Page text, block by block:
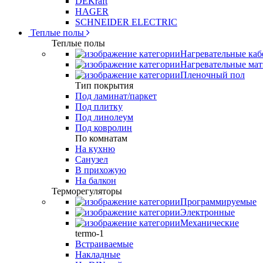
HAGER
SCHNEIDER ELECTRIC
Теплые полы
Теплые полы
Нагревательные
Нагревательные
Пленочный пол
Тип покрытия
Под ламинат/паркет
Под плитку
Под линолеум
Под ковролин
По комнатам
На кухню
Санузел
В прихожую
На балкон
Терморегуляторы
Программируемые
Электронные
Механические
termo-1
Встраиваемые
Накладные